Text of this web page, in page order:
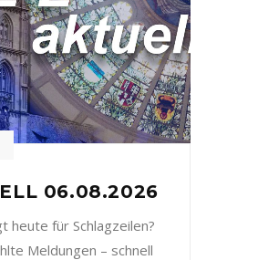
06.08.2026
heute für Schlagzeilen?
Meldungen – schnell